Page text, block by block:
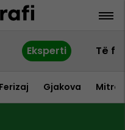
Eksperti Të
Ferizaj Gjakova